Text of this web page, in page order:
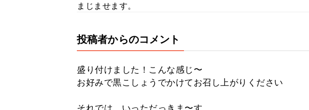
まじませます。
投稿者からのコメント
盛り付けました！こんな感じ〜
お好みで黒こしょうでかけてお召し上がりください
それでは、いっただっきま〜す